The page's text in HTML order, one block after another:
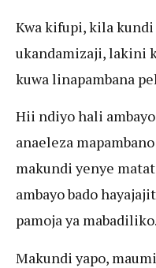
Kwa kifupi, kila
ukandamizaji, lakini
kuwa linapambana
Hii ndiyo hali ambayo
anaeleza
makundi yenye
ambayo bado
pamoja ya mabadiliko.
Makundi yapo,